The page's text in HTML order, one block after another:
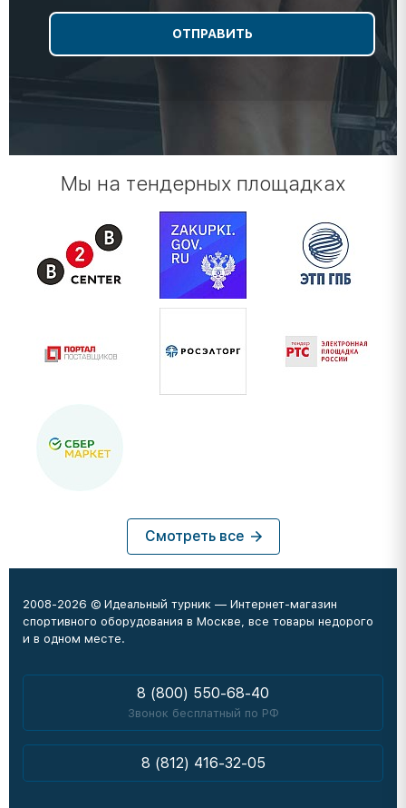
Мы на тендерных площадках
Смотреть все
2008-2026 © Идеальный турник — Интернет-магазин
спортивного оборудования в Москве, все товары недорого
и в одном месте.
8 (800) 550-68-40
Звонок бесплатный по РФ
8 (812) 416-32-05